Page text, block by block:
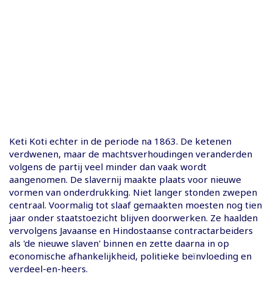
Keti Koti echter in de periode na 1863. De ketenen
verdwenen, maar de machtsverhoudingen veranderden
volgens de partij veel minder dan vaak wordt
aangenomen. De slavernij maakte plaats voor nieuwe
vormen van onderdrukking. Niet langer stonden zwepen
centraal. Voormalig tot slaaf gemaakten moesten nog tien
jaar onder staatstoezicht blijven doorwerken. Ze haalden
vervolgens Javaanse en Hindostaanse contractarbeiders
als 'de nieuwe slaven' binnen en zette daarna in op
economische afhankelijkheid, politieke beïnvloeding en
verdeel-en-heers.